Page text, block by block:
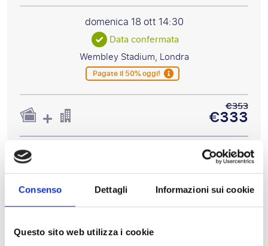
Consenso Dettagli Informazioni sui cookie
Questo sito web utilizza i cookie
domenica 18 ott 14:30
Data confermata
Wembley Stadium, Londra
Pagate il 50% oggi!
€353
€333
PP A PARTIRE DA
€700
€680
Visualizza pacchetti